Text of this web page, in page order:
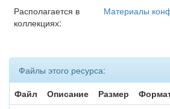
Располагается в
коллекциях:
Материалы
Файлы этого ресурса:
Файл
Описание Размер